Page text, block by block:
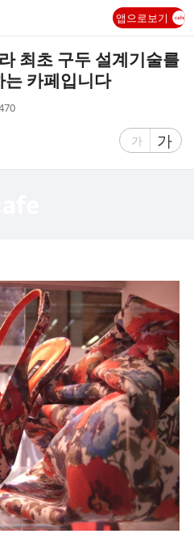
앱으로보기
최초 구두 설계기술를
는 카페입니다
글
가
글
자
가